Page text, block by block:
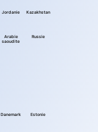
Jordanie Kazakhstan
Arabie
saoudite
Russie
Danemark Estonie